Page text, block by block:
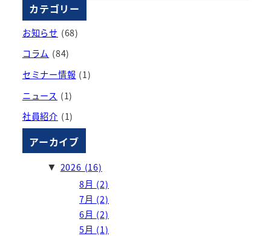
カテゴリー
お知らせ (68)
コラム (84)
セミナー情報 (1)
ニュース (1)
社員紹介 (1)
アーカイブ
▼ 2026 (16)
8月 (2)
7月 (2)
6月 (2)
5月 (1)